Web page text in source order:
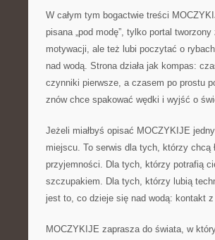
W całym tym bogactwie treści
pisana „pod modę”, tylko portal
motywacji, ale też lubi poczytać o
nad wodą. Strona działa jak kompas:
czynniki pierwsze, a czasem po prostu
znów chce spakować wędki i wyjść o
Jeżeli miałbyś opisać MOCZYKIJE
miejscu. To serwis dla tych, którzy chcą
przyjemności. Dla tych, którzy potrafią
szczupakiem. Dla tych, którzy lubią
jest to, co dzieje się nad wodą: kontakt z
MOCZYKIJE zaprasza do świata, w